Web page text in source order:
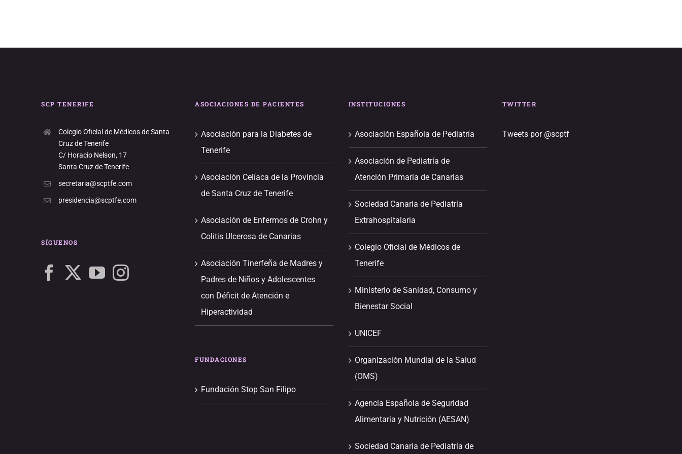
SCP TENERIFE
Colegio Oficial de Médicos de Santa
Cruz de Tenerife
C/ Horacio Nelson, 17
Santa Cruz de Tenerife
secretaria@scptfe.com
presidencia@scptfe.com
SÍGUENOS
ASOCIACIONES DE PACIENTES
Asociación para la Diabetes de
Tenerife
Asociación Celíaca de la Provincia
de Santa Cruz de Tenerife
Asociación de Enfermos de Crohn y
Colitis Ulcerosa de Canarias
Asociación Tinerfeña de Madres y
Padres de Niños y Adolescentes
con Déficit de Atención e
Hiperactividad
FUNDACIONES
Fundación Stop San Filipo
INSTITUCIONES
Asociación Española de Pediatría
Asociación de Pediatría de
Atención Primaria de Canarias
Sociedad Canaria de Pediatría
Extrahospitalaria
Colegio Oficial de Médicos de
Tenerife
Ministerio de Sanidad, Consumo y
Bienestar Social
UNICEF
Organización Mundial de la Salud
(OMS)
Agencia Española de Seguridad
Alimentaria y Nutrición (AESAN)
Sociedad Canaria de Pediatría de
TWITTER
Tweets por @scptf